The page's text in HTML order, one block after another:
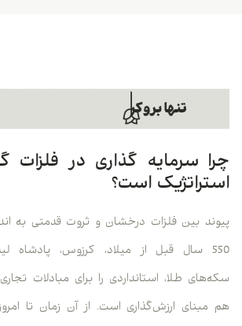
چرا سرمایه گذاری در فلزات
استراتژیک است؟
پیوند بین فلزات درخشان و ثروت قدمتی به
550 سال قبل از میلاد، کرزوس، پادشاه
سکه‌های طلا، استانداردی را برای مبادلات
هم مبنای ارزش‌گذاری است. از آن زمان تا